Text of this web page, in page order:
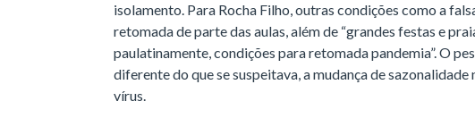
isolamento. Para Rocha Filho, outras condições como a
retomada de parte das aulas, além de “grandes festas e
paulatinamente, condições para retomada pandemia”. O
diferente do que se suspeitava, a mudança de
vírus.